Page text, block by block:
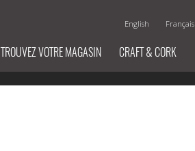
English Français
TROUVEZ VOTRE MAGASIN CRAFT & CORK